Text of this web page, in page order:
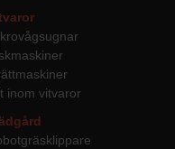
inom vitvaror